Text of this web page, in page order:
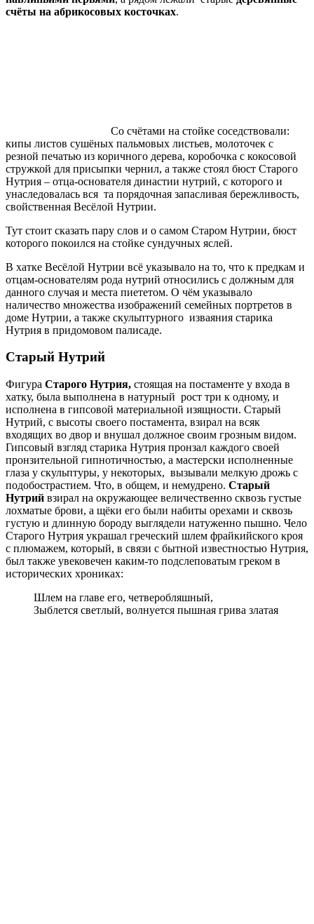
счёты на абрикосовых косточках.
Со счётами на стойке соседствовали:
кипы листов сушёных пальмовых листьев, молоточек с
резной печатью из коричного дерева, коробочка с кокосовой
стружкой для присыпки чернил, а также стоял бюст Старого
Нутрия – отца-основателя династии нутрий, с которого и
унаследовалась вся та порядочная запасливая бережливость,
свойственная Весёлой Нутрии.
Тут стоит сказать пару слов и о самом Старом Нутрии, бюст
которого покоился на стойке сундучных яслей.
В хатке Весёлой Нутрии всё указывало на то, что к предкам и
отцам-основателям рода нутрий относились с должным для
данного случая и места пиететом. О чём указывало
наличество множества изображений семейных портретов в
доме Нутрии, а также скульптурного изваяния старика
Нутрия в придомовом палисаде.
Старый Нутрий
Фигура Старого Нутрия, стоящая на постаменте у входа в
хатку, была выполнена в натурный рост три к одному, и
исполнена в гипсовой материальной изящности. Старый
Нутрий, с высоты своего постамента, взирал на всяк
входящих во двор и внушал должное своим грозным видом.
Гипсовый взгляд старика Нутрия пронзал каждого своей
пронзительной гипнотичностью, а мастерски исполненные
глаза у скульптуры, у некоторых, вызывали мелкую дрожь с
подобострастием. Что, в общем, и немудрено. Старый
Нутрий взирал на окружающее величественно сквозь густые
лохматые брови, а щёки его были набиты орехами и сквозь
густую и длинную бороду выглядели натуженно пышно. Чело
Старого Нутрия украшал греческий шлем фрайкийского кроя
с плюмажем, который, в связи с бытной известностью Нутрия,
был также увековечен каким-то подслеповатым греком в
исторических хрониках:
Шлем на главе его, четверобляшный,
Зыблется светлый, волнуется пышная грива златая